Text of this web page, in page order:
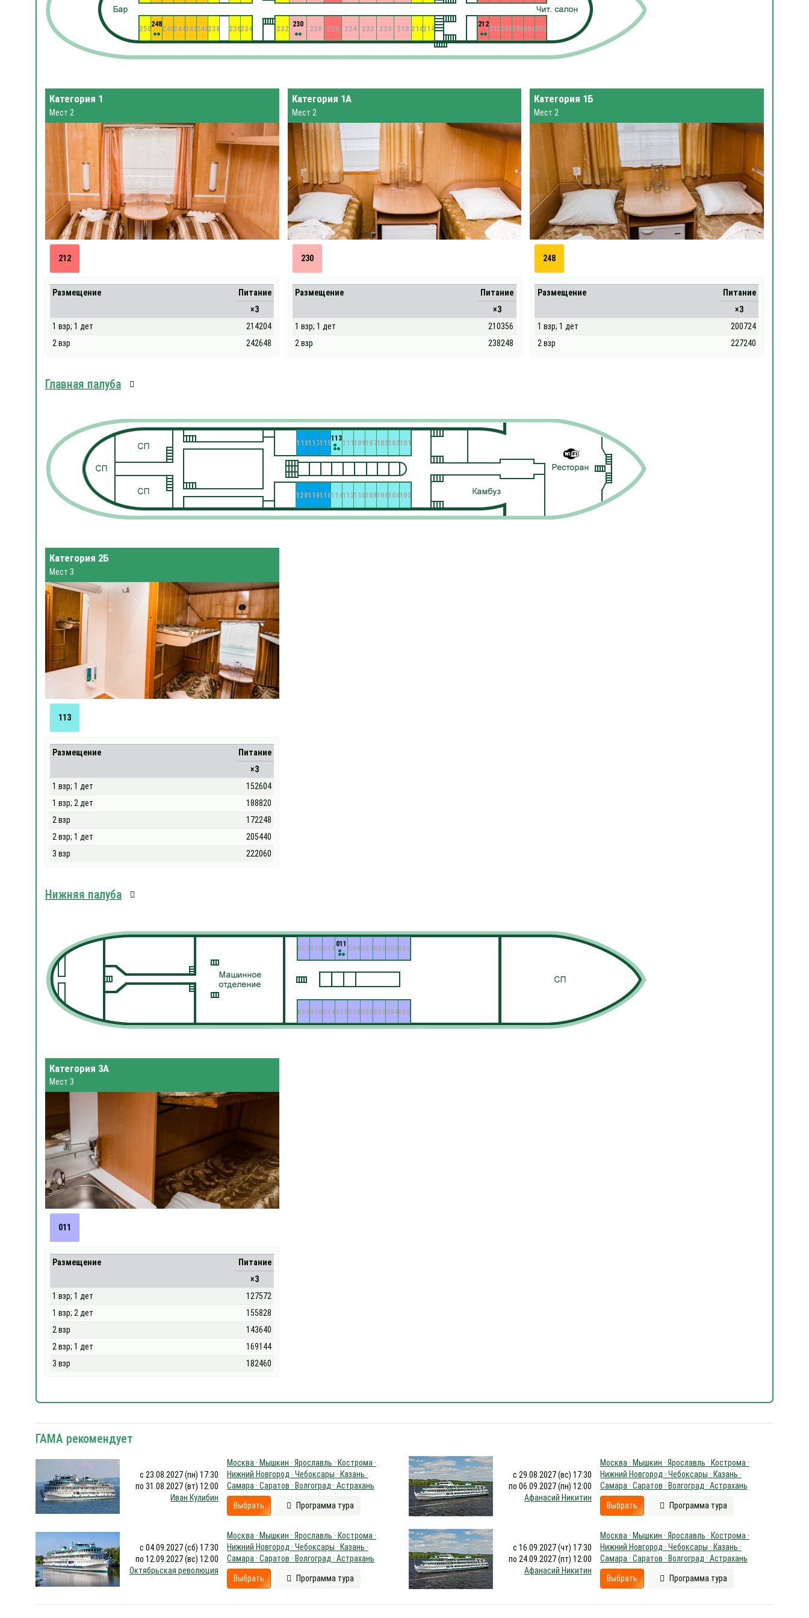
202
204
206
208
210
212
214
216
218
220
222
224
226
228
230
232
234
236
238
240
242
244
246
248
250
Категория 1
Мест 2
212
Размещение
Питание
×3
1 взр; 1 дет
214204
2 взр
242648
Категория 1А
Мест 2
230
Размещение
Питание
×3
1 взр; 1 дет
210356
2 взр
238248
Категория 1Б
Мест 2
248
Размещение
Питание
×3
1 взр; 1 дет
200724
2 взр
227240
Главная палуба
101
102
103
104
105
106
107
108
109
110
111
112
113
114
115
116
117
118
119
120
Категория 2Б
Мест 3
113
Размещение
Питание
×3
1 взр; 1 дет
152604
1 взр; 2 дет
188820
2 взр
172248
2 взр; 1 дет
205440
3 взр
222060
Нижняя палуба
001
002
003
004
005
006
007
008
009
010
011
012
013
014
015
016
017
018
Категория 3А
Мест 3
011
Размещение
Питание
×3
1 взр; 1 дет
127572
1 взр; 2 дет
155828
2 взр
143640
2 взр; 1 дет
169144
3 взр
182460
ГАМА рекомендует
с 23.08.2027 (пн) 17:30
по 31.08.2027 (вт) 12:00
Иван Кулибин
Москва · Мышкин · Ярославль · Кострома ·
Нижний Новгород · Чебоксары · Казань ·
Самара · Саратов · Волгоград · Астрахань
Выбрать Программа тура
с 29.08.2027 (вс) 17:30
по 06.09.2027 (пн) 12:00
Афанасий Никитин
Москва · Мышкин · Ярославль · Кострома ·
Нижний Новгород · Чебоксары · Казань ·
Самара · Саратов · Волгоград · Астрахань
Выбрать Программа тура
с 04.09.2027 (сб) 17:30
по 12.09.2027 (вс) 12:00
Октябрьская революция
Москва · Мышкин · Ярославль · Кострома ·
Нижний Новгород · Чебоксары · Казань ·
Самара · Саратов · Волгоград · Астрахань
Выбрать Программа тура
с 16.09.2027 (чт) 17:30
по 24.09.2027 (пт) 12:00
Афанасий Никитин
Москва · Мышкин · Ярославль · Кострома ·
Нижний Новгород · Чебоксары · Казань ·
Самара · Саратов · Волгоград · Астрахань
Выбрать Программа тура